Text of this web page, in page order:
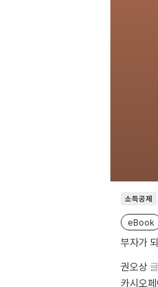
소득공제
eBook
부자가
권오상 글
카시오